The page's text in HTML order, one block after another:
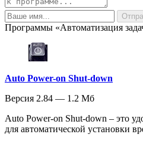
Программы «Автоматизация
Auto Power-on Shut-down
Версия 2.84 — 1.2 Мб
Auto Power-on Shut-down – это
для автоматической установки